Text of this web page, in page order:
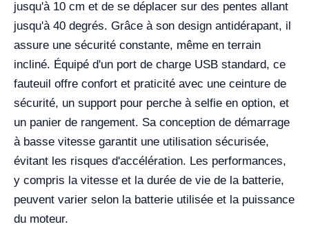
jusqu'à 10 cm et de se déplacer sur des pentes allant
jusqu'à 40 degrés. Grâce à son design antidérapant, il
assure une sécurité constante, même en terrain
incliné. Équipé d'un port de charge USB standard, ce
fauteuil offre confort et praticité avec une ceinture de
sécurité, un support pour perche à selfie en option, et
un panier de rangement. Sa conception de démarrage
à basse vitesse garantit une utilisation sécurisée,
évitant les risques d'accélération. Les performances,
y compris la vitesse et la durée de vie de la batterie,
peuvent varier selon la batterie utilisée et la puissance
du moteur.